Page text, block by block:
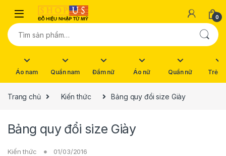
Skip to navigation
Skip to content
0
Tìm kiếm:
Áo nam Quần nam Đầm nữ Áo nữ Quần nữ Trẻ
Trang chủ Kiến thức Bảng quy đổi size Giày
Bảng quy đổi size Giày
Kiến thức 01/03/2016